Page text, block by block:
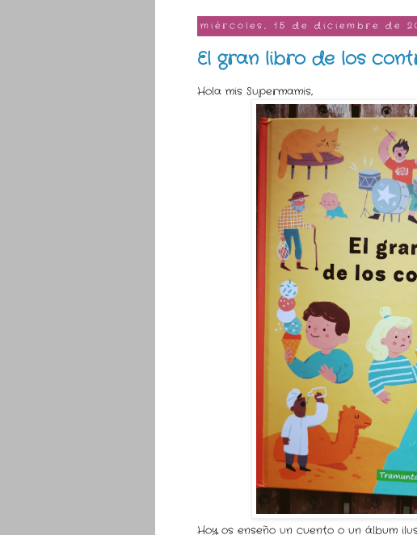
miércoles, 15 de diciembre de
El gran libro de los
Hola mis Supermamis,
Hoy os enseño un cuento o un álbum